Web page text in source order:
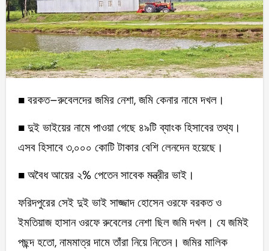
■ বরকত–রুবেলদের জমির নেশা, জমি কেনার নামে দখল।
■ দুই ভাইয়ের নামে পাওয়া গেছে ৪৯টি ব্যাংক হিসাবের তথ্য।
এসব হিসাবে ৩,০০০ কোটি টাকার বেশি লেনদেন হয়েছে।
■ অবৈধ আয়ের ২% পেতেন সাবেক মন্ত্রীর ভাই।
ফরিদপুরের সেই দুই ভাই সাজ্জাদ হোসেন ওরফে বরকত ও
ইমতিয়াজ হাসান ওরফে রুবেলের নেশা ছিল জমি দখল। যে জমিই
পছন্দ হতো, নামমাত্র দামে তাঁরা নিয়ে নিতেন। জমির মালিক